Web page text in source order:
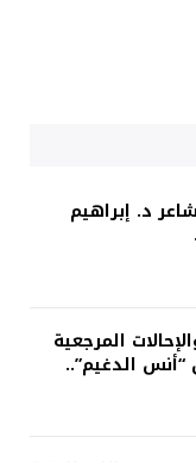
د. إبراهيم
المرجعية
الدغيم”..